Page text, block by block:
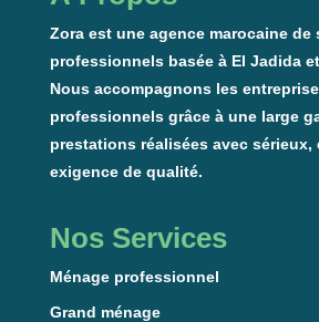
Zora est une agence marocaine de
professionnels basée à El Jadida
Nous accompagnons les
professionnels grâce à une large
prestations réalisées avec sérieux,
exigence de qualité.
Nos Services
Ménage professionnel
Grand ménage